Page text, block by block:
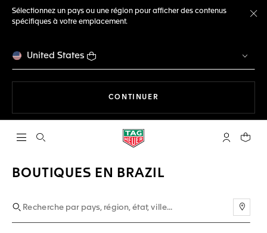
Sélectionnez un pays ou une région pour afficher des contenus
spécifiques à votre emplacement.
United States
CONTINUER
Ouvrir la barre de recherche Compte My
Votre
BOUTIQUES EN BRAZIL